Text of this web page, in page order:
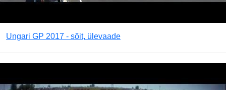
Ungari GP 2017 - sõit, ülevaade